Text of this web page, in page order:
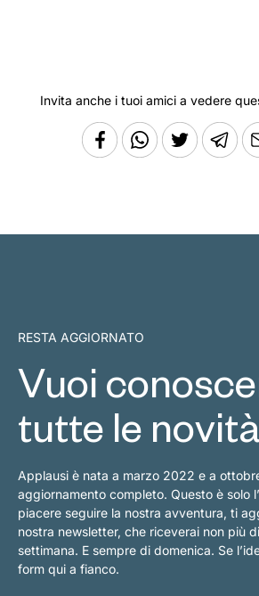
Invita anche i tuoi amici a vedere
RESTA AGGIORNATO
Vuoi
tutte le
Applausi è nata a marzo 2022 e a
aggiornamento completo. Questo è solo
piacere seguire la nostra avventura, ti
nostra newsletter, che riceverai non più
settimana. E sempre di domenica. Se
form qui a fianco.